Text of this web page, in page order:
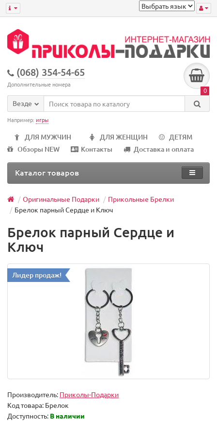
(068) 354-54-65
Дополнительные номера
0
Везде
Например: игры
ДЛЯ МУЖЧИН ДЛЯ ЖЕНЩИН
ДЕТЯМ
Обзоры NEW
Контакты Доставка и оплата
Каталог товаров
Оригинальные Подарки
Прикольные Брелки
Брелок парный Сердце и Ключ
Брелок парный Сердце и
Ключ
Лидер продаж!
Производитель: Приколы-Подарки
Код товара: Брелок
Доступность: В наличии